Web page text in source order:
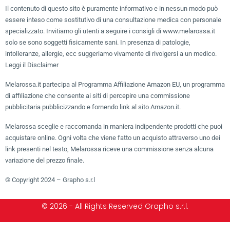
Il contenuto di questo sito è puramente informativo e in nessun modo può
essere inteso come sostitutivo di una consultazione medica con personale
specializzato. Invitiamo gli utenti a seguire i consigli di www.melarossa.it
solo se sono soggetti fisicamente sani. In presenza di patologie,
intolleranze, allergie, ecc suggeriamo vivamente di rivolgersi a un medico.
Leggi il Disclaimer
Melarossa.it partecipa al Programma Affiliazione Amazon EU, un programma
di affiliazione che consente ai siti di percepire una commissione
pubblicitaria pubblicizzando e fornendo link al sito Amazon.it.
Melarossa sceglie e raccomanda in maniera indipendente prodotti che puoi
acquistare online. Ogni volta che viene fatto un acquisto attraverso uno dei
link presenti nel testo, Melarossa riceve una commissione senza alcuna
variazione del prezzo finale.
© Copyright 2024 – Grapho s.r.l
© 2026 - All Rights Reserved Grapho s.r.l.